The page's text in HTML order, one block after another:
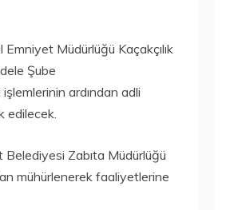
Emniyet Müdürlüğü Kaçakçılık
Şube
ardından adli
edilecek.
Belediyesi Zabıta Müdürlüğü
mühürlenerek faaliyetlerine